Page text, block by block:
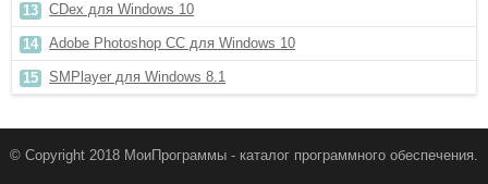
CDex для Windows 10
Adobe Photoshop CC для Windows 10
SMPlayer для Windows 8.1
© Copyright 2018 МоиПрограммы - каталог программного обеспечения.